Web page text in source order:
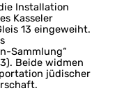
Installation
Kasseler
13 eingeweiht.
Sammlung“
Beide widmen
jüdischer